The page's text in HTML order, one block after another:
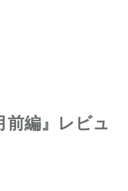
前編』レビュ